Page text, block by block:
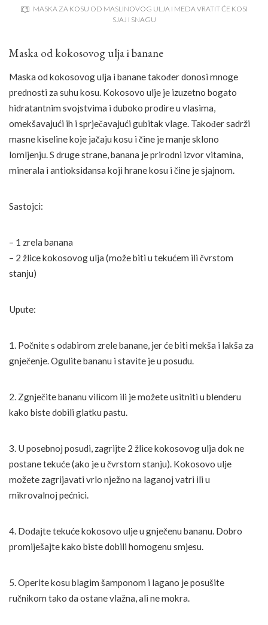
MASKA ZA KOSU OD MASLINOVOG ULJA I MEDA VRATIT ĆE KOSI
SJAJ I SNAGU
Maska od kokosovog ulja i banane
Maska od kokosovog ulja i banane također donosi mnoge
prednosti za suhu kosu. Kokosovo ulje je izuzetno bogato
hidratantnim svojstvima i duboko prodire u vlasima,
omekšavajući ih i sprječavajući gubitak vlage. Također sadrži
masne kiseline koje jačaju kosu i čine je manje sklono
lomljenju. S druge strane, banana je prirodni izvor vitamina,
minerala i antioksidansa koji hrane kosu i čine je sjajnom.
Sastojci:
– 1 zrela banana
– 2 žlice kokosovog ulja (može biti u tekućem ili čvrstom
stanju)
Upute:
1. Počnite s odabirom zrele banane, jer će biti mekša i lakša za
gnječenje. Ogulite bananu i stavite je u posudu.
2. Zgnječite bananu vilicom ili je možete usitniti u blenderu
kako biste dobili glatku pastu.
3. U posebnoj posudi, zagrijte 2 žlice kokosovog ulja dok ne
postane tekuće (ako je u čvrstom stanju). Kokosovo ulje
možete zagrijavati vrlo nježno na laganoj vatri ili u
mikrovalnoj pećnici.
4. Dodajte tekuće kokosovo ulje u gnječenu bananu. Dobro
promiješajte kako biste dobili homogenu smjesu.
5. Operite kosu blagim šamponom i lagano je posušite
ručnikom tako da ostane vlažna, ali ne mokra.